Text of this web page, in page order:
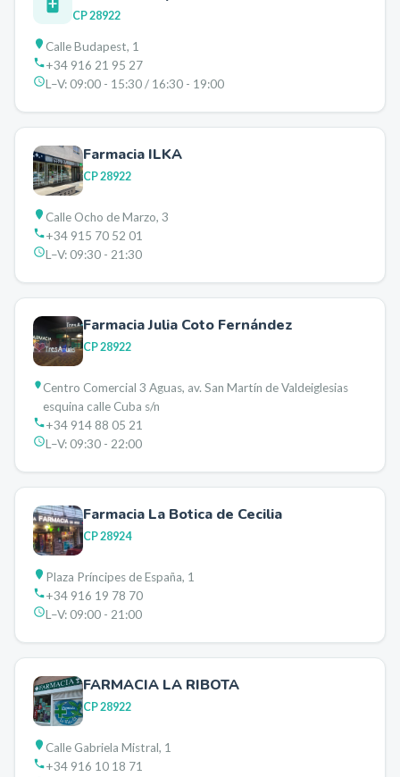
CP28922
Calle Budapest, 1
+34 916 21 95 27
L–V:09:00 - 15:30 / 16:30 - 19:00
Farmacia ILKA
CP28922
Calle Ocho de Marzo, 3
+34 915 70 52 01
L–V:09:30 - 21:30
Farmacia Julia Coto Fernández
CP28922
Centro Comercial 3 Aguas, av. San Martín de Valdeiglesias
esquina calle Cuba s/n
+34 914 88 05 21
L–V:09:30 - 22:00
Farmacia La Botica de Cecilia
CP28924
Plaza Príncipes de España, 1
+34 916 19 78 70
L–V:09:00 - 21:00
FARMACIA LA RIBOTA
CP28922
Calle Gabriela Mistral, 1
+34 916 10 18 71